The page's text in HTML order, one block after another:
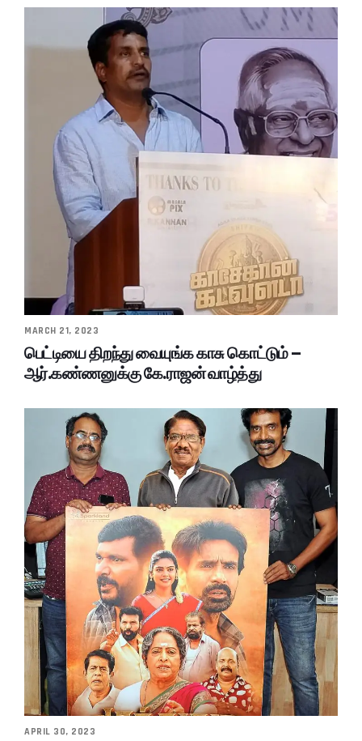
MARCH 21, 2023
பெட்டியை திறந்து வையுங்க காசு கொட்டும் –
ஆர்.கண்ணனுக்கு கே.ராஜன் வாழ்த்து
APRIL 30, 2023